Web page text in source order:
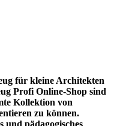
für kleine Architekten
Profi Online-Shop sind
Kollektion von
zu können.
pädagogisches